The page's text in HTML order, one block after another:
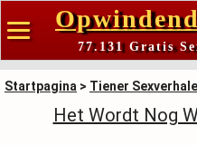
77.131 Gratis
Startpagina > Tiener
Het Wordt Nog